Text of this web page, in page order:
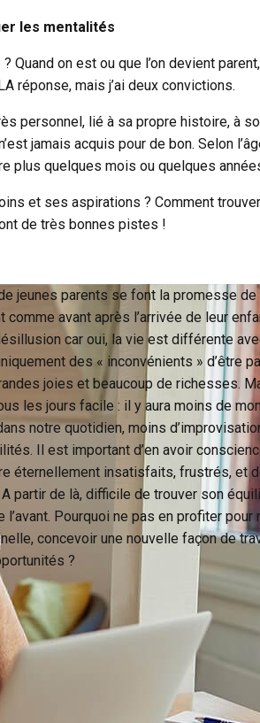
les mentalités
on est ou que l’on devient
réponse, mais j’ai deux convictions.
personnel, lié à sa propre histoire, à
jamais acquis pour de bon. Selon
plus quelques mois ou quelques
et ses aspirations ? Comment
de très bonnes pistes !
jeunes parents se font la promesse
comme avant après l’arrivée de leur
car oui, la vie est différente
des « inconvénients » d’être
joies et beaucoup de richesses.
les jours facile : il y aura moins de
notre quotidien, moins
Il est important d’en avoir
éternellement insatisfaits, frustrés, et
partir de là, difficile de trouver son
l’avant. Pourquoi ne pas en profiter
concevoir une nouvelle façon de
?